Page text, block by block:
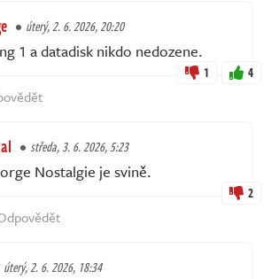
úterý, 2. 6. 2026, 20:20
1 a datadisk nikdo nedozene.
1 4
středa, 3. 6. 2026, 5:23
Nostalgie je svině.
2
úterý, 2. 6. 2026, 18:34